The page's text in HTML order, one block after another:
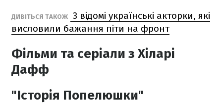
ДИВІТЬСЯ ТАКОЖ
3 відомі українські акторки, які
висловили бажання піти на фронт
Фільми та серіали з Хіларі
Дафф
"Історія Попелюшки"